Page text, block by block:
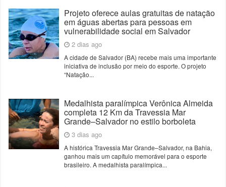
Projeto oferece aulas gratuitas de natação
em águas abertas para pessoas em
vulnerabilidade social em Salvador
2 dias ago
A cidade de Salvador (BA) recebe mais uma importante
iniciativa de inclusão por meio do esporte. O projeto
“Natação...
Medalhista paralímpica Verônica Almeida
completa 12 Km da Travessia Mar
Grande–Salvador no estilo borboleta
3 dias ago
A histórica Travessia Mar Grande–Salvador, na Bahia,
ganhou mais um capítulo memorável para o esporte
brasileiro. A medalhista paralímpica...